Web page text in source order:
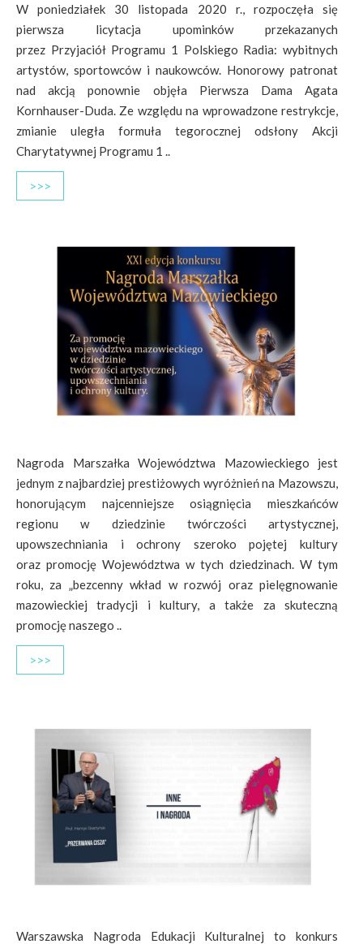
W poniedziałek 30 listopada 2020 r., rozpoczęła się
pierwsza licytacja upominków przekazanych
przez Przyjaciół Programu 1 Polskiego Radia: wybitnych
artystów, sportowców i naukowców. Honorowy patronat
nad akcją ponownie objęła Pierwsza Dama Agata
Kornhauser-Duda. Ze względu na wprowadzone restrykcje,
zmianie uległa formuła tegorocznej odsłony Akcji
Charytatywnej Programu 1 ..
>>>
Nagroda Marszałka Województwa Mazowieckiego jest
jednym z najbardziej prestiżowych wyróżnień na Mazowszu,
honorującym najcenniejsze osiągnięcia mieszkańców
regionu w dziedzinie twórczości artystycznej,
upowszechniania i ochrony szeroko pojętej kultury
oraz promocję Województwa w tych dziedzinach. W tym
roku, za „bezcenny wkład w rozwój oraz pielęgnowanie
mazowieckiej tradycji i kultury, a także za skuteczną
promocję naszego ..
>>>
Warszawska Nagroda Edukacji Kulturalnej to konkurs